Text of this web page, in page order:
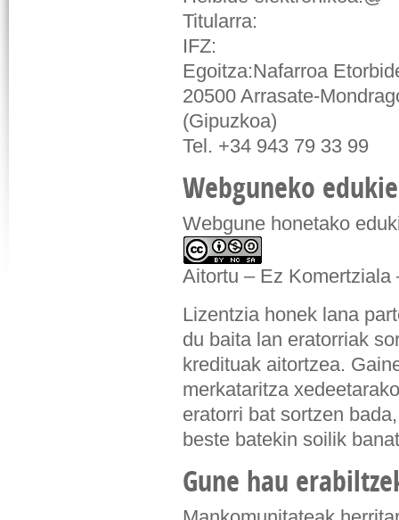
Titularra:
IFZ:
Egoitza:Nafarroa
20500 Arrasate-
(Gipuzkoa)
Tel. +34 943 79 33 99
Webguneko
Webgune honetako
Aitortu – Ez
Lizentzia honek lana
du baita lan eratorriak
kredituak aitortzea.
merkataritza
eratorri bat sortzen
beste batekin soilik
Gune hau